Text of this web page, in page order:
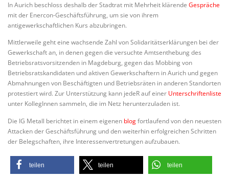
In Aurich beschloss deshalb der Stadtrat mit Mehrheit klärende Gespräche
mit der Enercon-Geschäftsführung, um sie von ihrem
antigewerkschaftlichen Kurs abzubringen.
Mittlerweile geht eine wachsende Zahl von Solidaritätserklärungen bei der
Gewerkschaft an, in denen gegen die versuchte Amtsenthebung des
Betriebsratsvorsitzenden in Magdeburg, gegen das Mobbing von
Betriebsratskandidaten und aktiven Gewerkschaftern in Aurich und gegen
Abmahnungen von Beschäftigten und Betriebsräten in anderen Standorten
protestiert wird. Zur Unterstützung kann jedeR auf einer Unterschriftenliste
unter KollegInnen sammeln, die im Netz herunterzuladen ist.
Die IG Metall berichtet in einem eigenen blogfortlaufend von den neuesten
Attacken der Geschäftsführung und den weiterhin erfolgreichen Schritten
der Belegschaften, ihre Interessenvertretungen aufzubauen.
teilen teilen teilen